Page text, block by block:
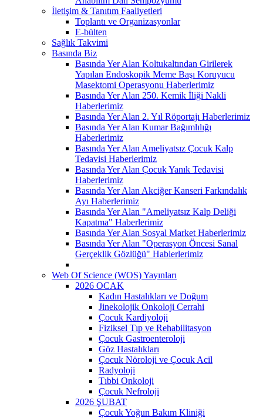
İletişim & Tanıtım Faaliyetleri
Toplantı ve Organizasyonlar
E-bülten
Sağlık Takvimi
Basında Biz
Basında Yer Alan Koltukaltından Girilerek
Yapılan Endoskopik Meme Başı Koruyucu
Masektomi Operasyonu Haberlerimiz
Basında Yer Alan 250. Kemik İliği Nakli
Haberlerimiz
Basında Yer Alan 2. Yıl Röportajı Haberlerimiz
Basında Yer Alan Kumar Bağımlılığı
Haberlerimiz
Basında Yer Alan Ameliyatsız Çocuk Kalp
Tedavisi Haberlerimiz
Basında Yer Alan Çocuk Yanık Tedavisi
Haberlerimiz
Basında Yer Alan Akciğer Kanseri Farkındalık
Ayı Haberlerimiz
Basında Yer Alan "Ameliyatsız Kalp Deliği
Kapatma" Haberlerimiz
Basında Yer Alan Sosyal Market Haberlerimiz
Basında Yer Alan "Operasyon Öncesi Sanal
Gerçeklik Gözlüğü" Hablerlerimiz
Web Of Science (WOS) Yayınları
2026 OCAK
Kadın Hastalıkları ve Doğum
Jinekolojik Onkoloji Cerrahi
Çocuk Kardiyoloji
Fiziksel Tıp ve Rehabilitasyon
Çocuk Gastroenteroloji
Göz Hastalıkları
Çocuk Nöroloji ve Çocuk Acil
Radyoloji
Tıbbi Onkoloji
Çocuk Nefroloji
2026 ŞUBAT
Çocuk Yoğun Bakım Kliniği